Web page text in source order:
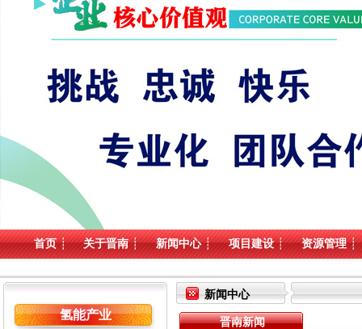
首页 ┊ 关于晋南 ┊ 新闻中心 ┊ 项目建设 ┊ 资源管理 ┊
氢能产业
新闻中心
晋南新闻